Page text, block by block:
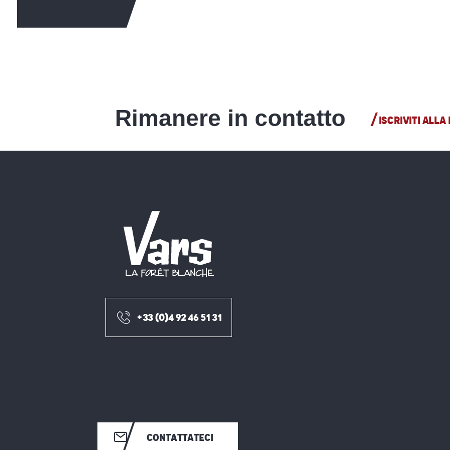
Rimanere in contatto ISCRIVITI ALLA
+33 (0)4 92 46 51 31
CONTATTATECI